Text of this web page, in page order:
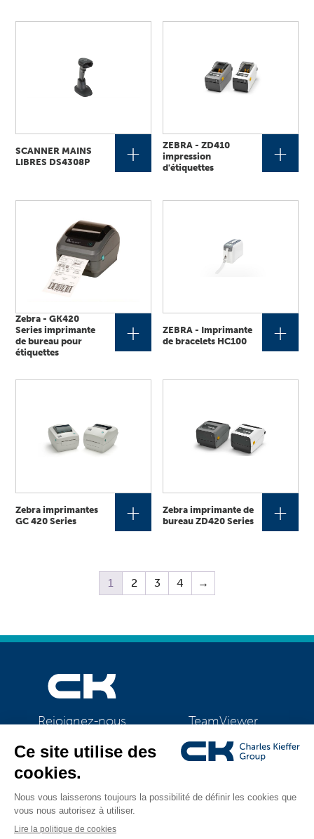
SCANNER MAINS
LIBRES DS4308P
+
ZEBRA - ZD410
impression
d'étiquettes
+
Zebra - GK420
Series imprimante
de bureau pour
étiquettes
+
ZEBRA - Imprimante
de bracelets HC100
+
Zebra imprimantes
GC 420 Series
+
Zebra imprimante de
bureau ZD420 Series
+
1 2 3 4 →
Rejoignez-nous TeamViewer
CK Support Mac / PC
©2026 CK Group
Tous droits réservés|Mentions légales
Politique de cookies|Gestion des cookies